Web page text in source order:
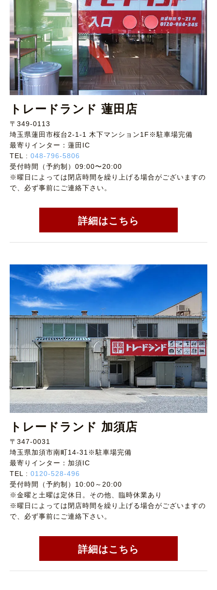
トレードランド 蓮田店
〒349-0113
埼玉県蓮田市桜台2-1-1 木下マンション1F※駐車場完備
最寄りインター：蓮田IC
TEL : 048-796-5806
受付時間（予約制）09:00〜20:00
※曜日によっては閉店時間を繰り上げる場合がございますの
で、必ず事前にご連絡下さい。
詳細はこちら
トレードランド 加須店
〒347-0031
埼玉県加須市南町14-31※駐車場完備
最寄りインター：加須IC
TEL : 0120-528-496
受付時間（予約制）10:00～20:00
※金曜と土曜は定休日。その他、臨時休業あり
※曜日によっては閉店時間を繰り上げる場合がございますの
で、必ず事前にご連絡下さい。
詳細はこちら